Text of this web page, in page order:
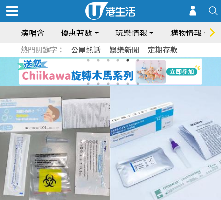
演唱會 優惠著數 玩樂情報 購物情報
熱門關鍵字： 公屋熱話 娛樂新聞 定期存款